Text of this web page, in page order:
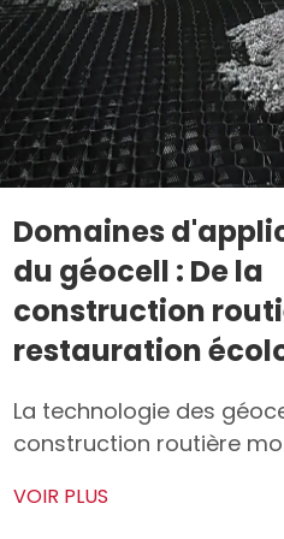
Domaines
du géocell : De la
construction
restauration
La technologie des
construction routière
meubles Les géocelles
VOIR PLUS